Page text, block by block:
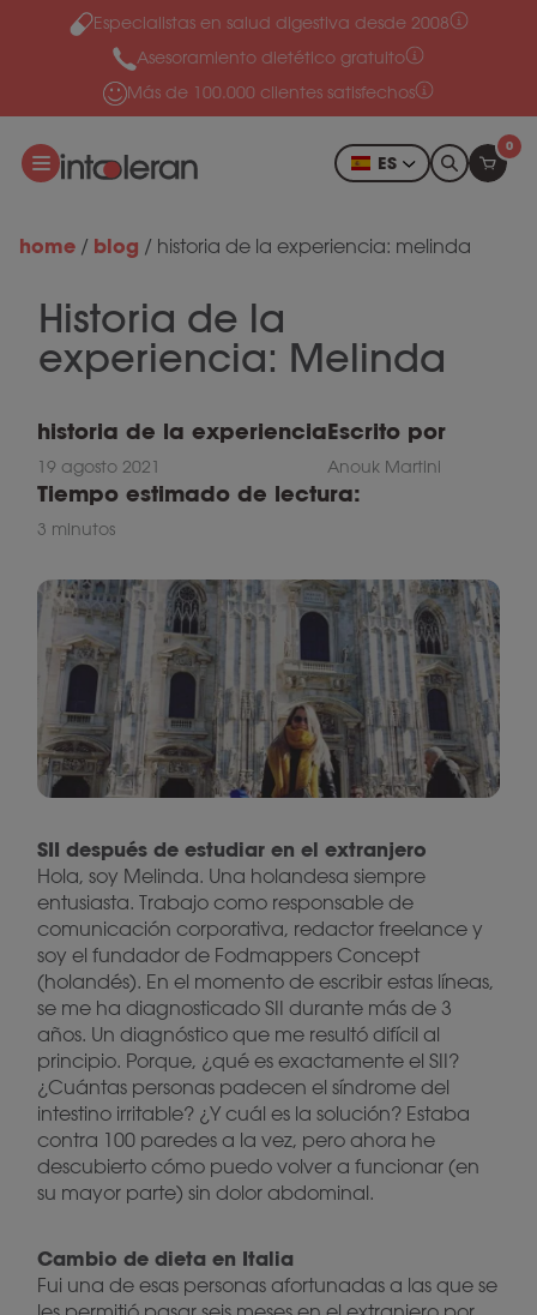
Ir al contenido
Especialistas en salud digestiva desde 2008
Asesoramiento dietético gratuito
Más de 100.000 clientes satisfechos
ES
0
home / blog / historia de la experiencia: melinda
Historia de la
experiencia: Melinda
historia de la experiencia
19 agosto 2021
Escrito por
Anouk Martini
Tiempo estimado de lectura:
3 minutos
SII después de estudiar en el extranjero
Hola, soy Melinda. Una holandesa siempre
entusiasta. Trabajo como responsable de
comunicación corporativa, redactor freelance y
soy el fundador de Fodmappers Concept
(holandés). En el momento de escribir estas líneas,
se me ha diagnosticado SII durante más de 3
años. Un diagnóstico que me resultó difícil al
principio. Porque, ¿qué es exactamente el SII?
¿Cuántas personas padecen el síndrome del
intestino irritable? ¿Y cuál es la solución? Estaba
contra 100 paredes a la vez, pero ahora he
descubierto cómo puedo volver a funcionar (en
su mayor parte) sin dolor abdominal.
Cambio de dieta en Italia
Fui una de esas personas afortunadas a las que se